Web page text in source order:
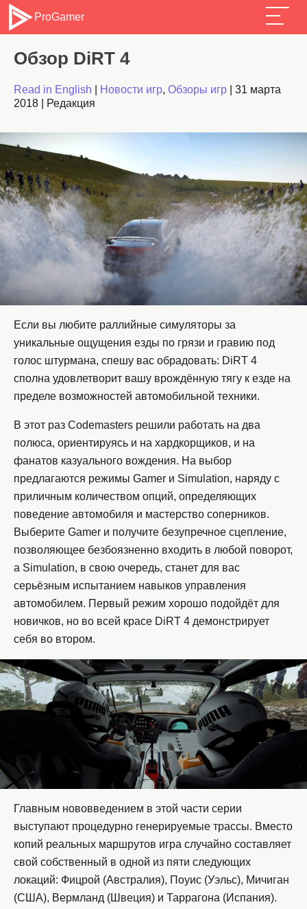
ProGamer
Обзор DiRT 4
Read in English Новости игр, Обзоры игр
31 марта
2018
Редакция
Если вы любите раллийные симуляторы за
уникальные ощущения езды по грязи и гравию под
голос штурмана, спешу вас обрадовать: DiRT 4
сполна удовлетворит вашу врождённую тягу к езде на
пределе возможностей автомобильной техники.
В этот раз Codemasters решили работать на два
полюса, ориентируясь и на хардкорщиков, и на
фанатов казуального вождения. На выбор
предлагаются режимы Gamer и Simulation, наряду с
приличным количеством опций, определяющих
поведение автомобиля и мастерство соперников.
Выберите Gamer и получите безупречное сцепление,
позволяющее безбоязненно входить в любой поворот,
а Simulation, в свою очередь, станет для вас
серьёзным испытанием навыков управления
автомобилем. Первый режим хорошо подойдёт для
новичков, но во всей красе DiRT 4 демонстрирует
себя во втором.
Главным нововведением в этой части серии
выступают процедурно генерируемые трассы. Вместо
копий реальных маршрутов игра случайно составляет
свой собственный в одной из пяти следующих
локаций: Фицрой (Австралия), Поуис (Уэльс), Мичиган
(США), Вермланд (Швеция) и Таррагона (Испания).